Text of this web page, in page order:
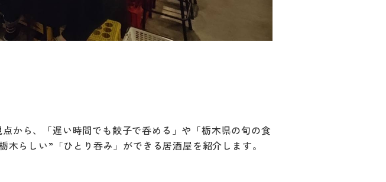
から、「遅い時間でも餃子で呑める」や「栃木県の旬の食
らしい”「ひとり呑み」ができる居酒屋を紹介します。